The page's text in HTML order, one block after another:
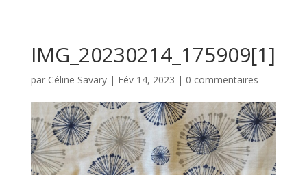
IMG_20230214_175909[1]
par Céline Savary| Fév 14, 2023 | 0 commentaires